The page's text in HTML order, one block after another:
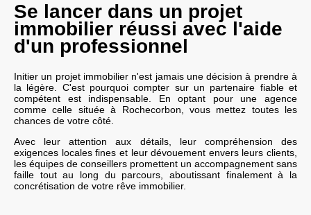
Se lancer dans un projet
immobilier réussi avec l'aide
d'un professionnel
Initier un projet immobilier n'est jamais une décision à prendre à
la légère. C'est pourquoi compter sur un partenaire fiable et
compétent est indispensable. En optant pour une agence
comme celle située à Rochecorbon, vous mettez toutes les
chances de votre côté.
Avec leur attention aux détails, leur compréhension des
exigences locales fines et leur dévouement envers leurs clients,
les équipes de conseillers promettent un accompagnement sans
faille tout au long du parcours, aboutissant finalement à la
concrétisation de votre rêve immobilier.